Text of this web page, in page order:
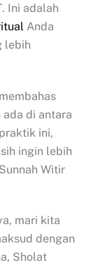
Ini adalah
Anda
lebih
ada di antara
ini,
ingin lebih
Witir
mari kita
dengan
Sholat